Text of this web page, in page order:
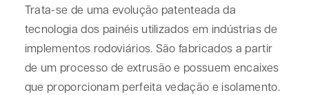
Trata-se de uma evolução patenteada da
tecnologia dos painéis utilizados em indústrias de
implementos rodoviários. São fabricados a partir
de um processo de extrusão e possuem encaixes
que proporcionam perfeita vedação e isolamento.